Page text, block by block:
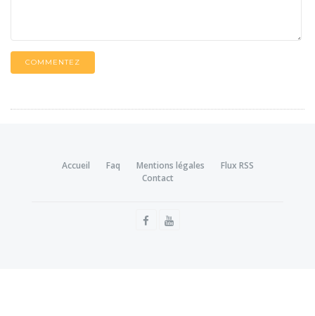
COMMENTEZ
Accueil Faq Mentions légales
Flux RSS
Contact